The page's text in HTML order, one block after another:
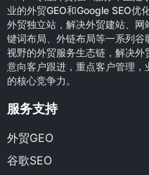
业的外贸GEO和Google SEO优
外贸独立站，解决外贸建站、
键词布局、外链布局等一系列
视野的外贸服务生态链，解决外
意向客户跟进，重点客户管理
的核心竞争力。
服务支持
外贸GEO
谷歌SEO